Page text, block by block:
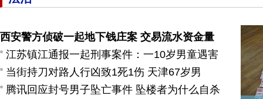
西安警方侦破一起地下钱庄案 交易流水资金量
江苏镇江通报一起刑事案件：一10岁男童遇害
当街持刀对路人行凶致1死1伤 天津67岁男
腾讯回应封号男子坠亡事件 坠楼者为什么自杀